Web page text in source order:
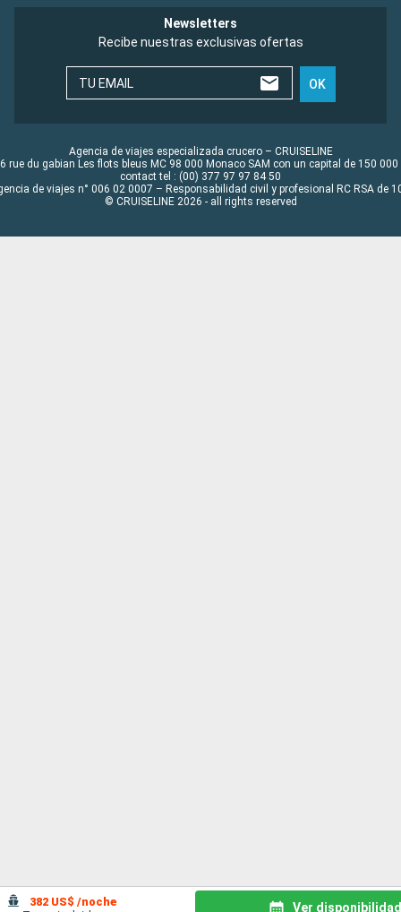
382 US$ /noche
Ver disponibilidad
Newsletters
Recibe nuestras exclusivas ofertas
TU EMAIL OK
Agencia de viajes especializada crucero – CRUISELINE
rue du gabian Les flots bleus MC 98 000 Monaco SAM con un capital de 150 000
contact tel : (00) 377 97 97 84 50
de viajes n° 006 02 0007 – Responsabilidad civil y profesional RC RSA de
© CRUISELINE 2026 - all rights reserved